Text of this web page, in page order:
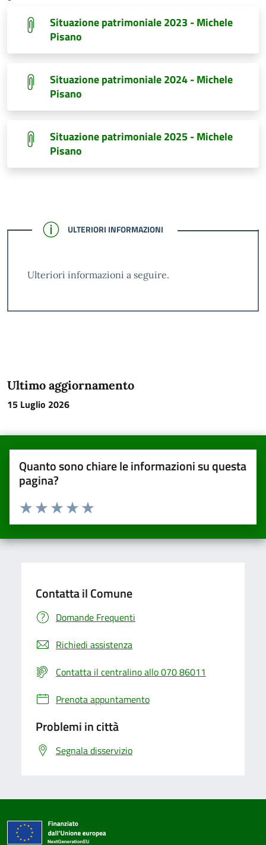
Situazione patrimoniale 2023 - Michele
Pisano
Situazione patrimoniale 2024 - Michele
Pisano
Situazione patrimoniale 2025 - Michele
Pisano
CONFERMATO
ULTERIORI INFORMAZIONI
Ulteriori informazioni a seguire.
Ultimo aggiornamento
15 Luglio 2026
Quanto sono chiare le informazioni su questa
pagina?
Valuta da 1 a 5 stelle la pagina
Valuta 5 stelle su 5
Valuta 4 stelle su 5
Valuta 3 stelle su 5
Valuta 2 stelle su 5
Valuta una stella su 5
Contatta il Comune
Domande Frequenti
Richiedi assistenza
Contatta il centralino allo 070 86011
Prenota appuntamento
Problemi in città
Segnala disservizio